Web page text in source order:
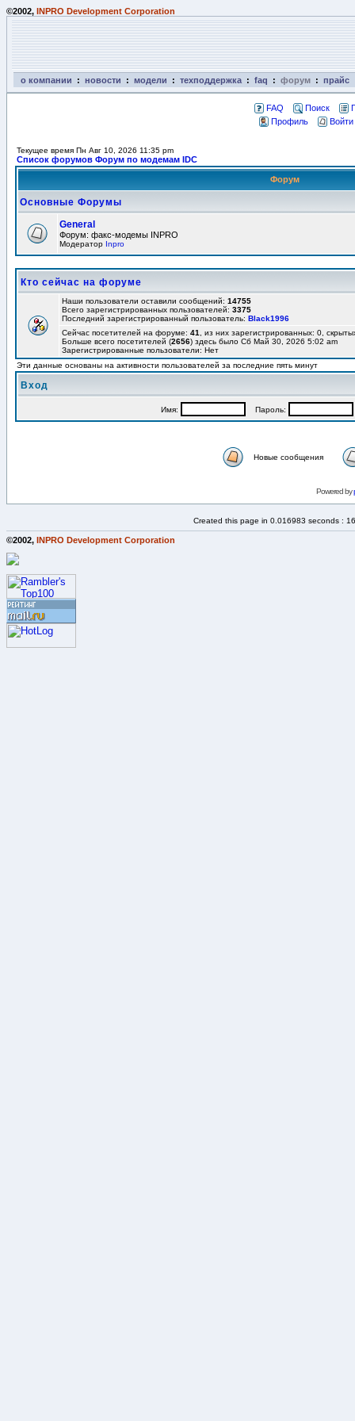
©2002, INPRO Development Corporation
о компании : новости : модели : техподдержка : faq : форум : прайс
FAQ Поиск
Профиль
Текущее время Пн Авг 10, 2026 11:35 pm
Список форумов Форум по модемам IDC
Форум
Основные Форумы
General
Форум: факс-модемы INPRO
Модератор Inpro
Кто сейчас на форуме
Наши пользователи оставили сообщений: 14755
Всего зарегистрированных пользователей: 3375
Последний зарегистрированный пользователь: Black1996
Сейчас посетителей на форуме: 41
, из них зарегистрированных: 0,
Больше всего посетителей (2656) здесь было Сб Май 30, 2026 5:02 am
Зарегистрированные пользователи: Нет
Эти данные основаны на активности пользователей за последние пять минут
Вход
Имя: Пароль:
Новые сообщения
Powered by
Created this page in 0.016983 seconds :
©2002, INPRO Development Corporation